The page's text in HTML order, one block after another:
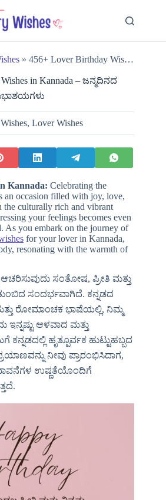
» 456+ Lover Birthday Wishes in Kannada – ಜನ್ಮದಿನದ ಶುಭಾಶಯಗಳು
in Kannada – ಜನ್ಮದಿನದ
, Lover Wishes
Kannada: Celebrating the
an occasion filled with joy, love,
the culturally rich and vibrant
your feelings becomes even
As you embark on the journey of
for your lover in Kannada,
resonating with the warmth of
ಸಂತೋಷ, ಪ್ರೀತಿ ಮತ್ತು
ಸಂದರ್ಭವಾಗಿದೆ. ಕನ್ನಡದ
ರೋಮಾಂಚಕ ಭಾಷೆಯಲ್ಲಿ, ನಿಮ್ಮ
ಇನ್ನಷ್ಟು ಆಳವಾದ ಮತ್ತು
ಕನ್ನಡದಲ್ಲಿ ಹೃತ್ಪೂರ್ವಕ ಹುಟ್ಟುಹಬ್ಬದ
ನೀವು ಪ್ರಾರಂಭಿಸಿದಾಗ,
ಉಷ್ಣತೆಯೊಂದಿಗೆ